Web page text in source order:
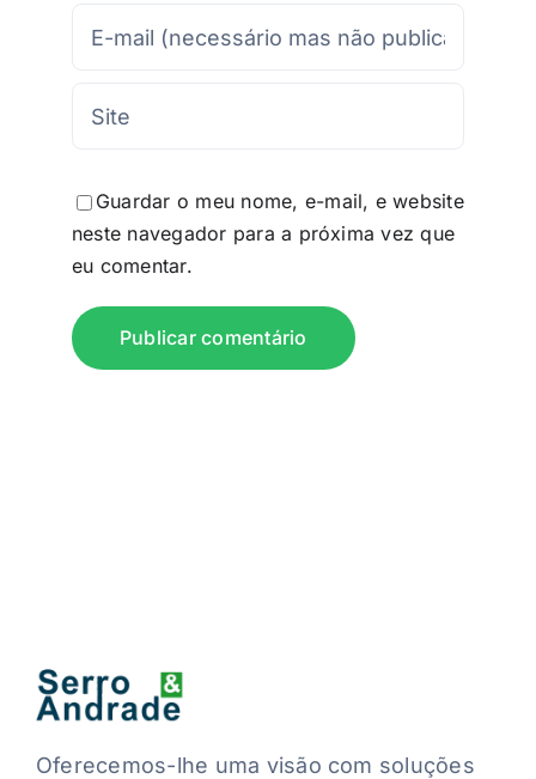
Guardar o meu nome, e-mail, e website
neste navegador para a próxima vez que
eu comentar.
Oferecemos-lhe uma visão com soluções